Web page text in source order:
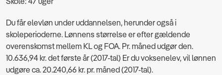
Du får elevløn under uddannelsen, herunder også i
skoleperioderne. Lønnens størrelse er efter gældende
overenskomst mellem KL og FOA. Pr. måned udgør den.
10.636,94 kr. det første år (2017-tal) Er du voksenelev, vil lønnen
udgøre ca. 20.240,66 kr. pr. måned (2017-tal).